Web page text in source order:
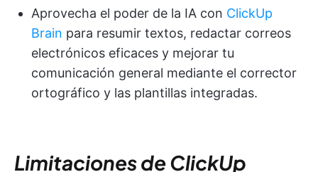
Aprovecha el poder de la IA con ClickUp
Brain para resumir textos, redactar correos
electrónicos eficaces y mejorar tu
comunicación general mediante el corrector
ortográfico y las plantillas integradas.
Limitaciones de ClickUp